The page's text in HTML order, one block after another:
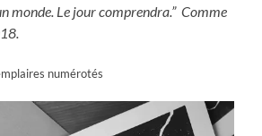
monde. Le jour comprendra.” Comme
numérotés